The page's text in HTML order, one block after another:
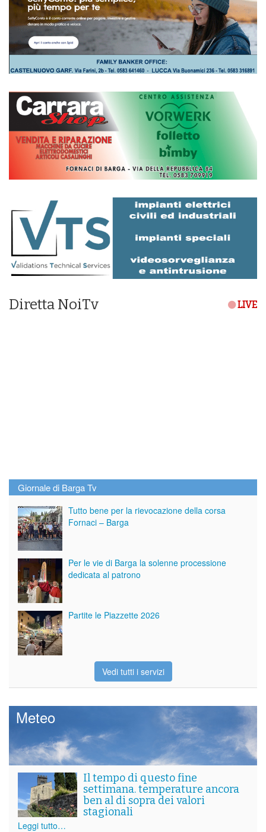
Diretta NoiTv LIVE
Giornale di Barga Tv
Tutto bene per la rievocazione della corsa
Fornaci – Barga
Per le vie di Barga la solenne processione
dedicata al patrono
Partite le Piazzette 2026
Vedi tutti i servizi
Meteo
Il tempo di questo fine
settimana. temperature ancora
ben al di sopra dei valori
stagionali
Leggi tutto…